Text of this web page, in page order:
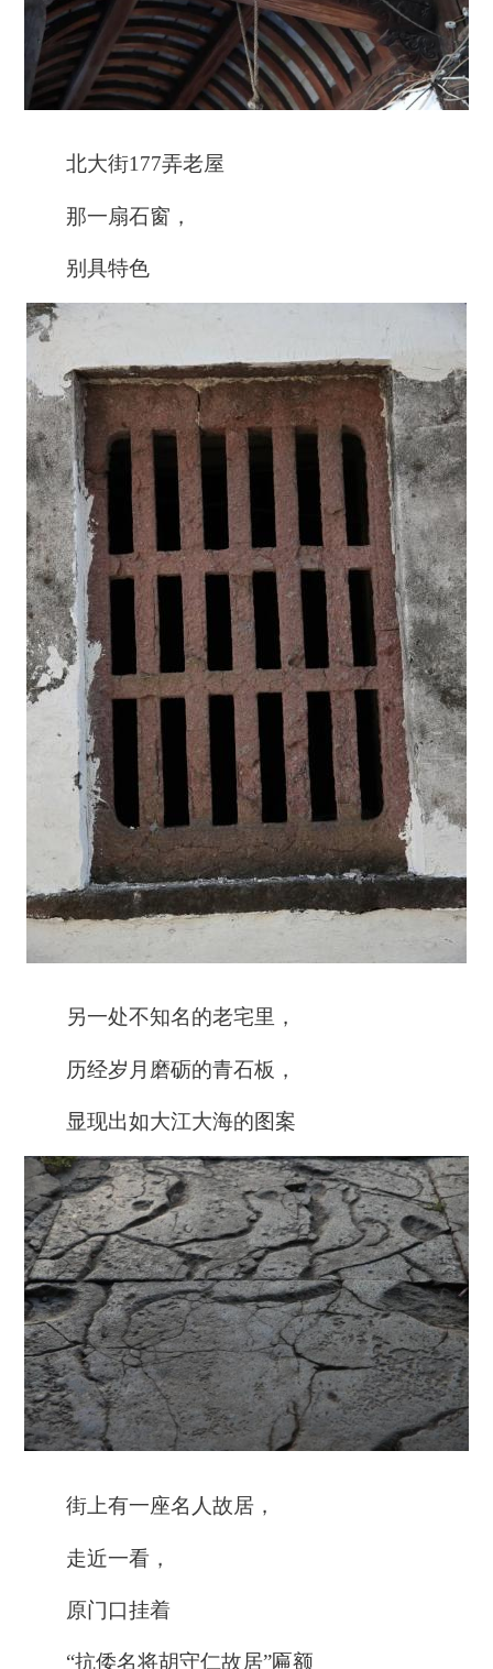
北大街177弄老屋
那一扇石窗，
别具特色
另一处不知名的老宅里，
历经岁月磨砺的青石板，
显现出如大江大海的图案
街上有一座名人故居，
走近一看，
原门口挂着
“抗倭名将胡守仁故居”匾额